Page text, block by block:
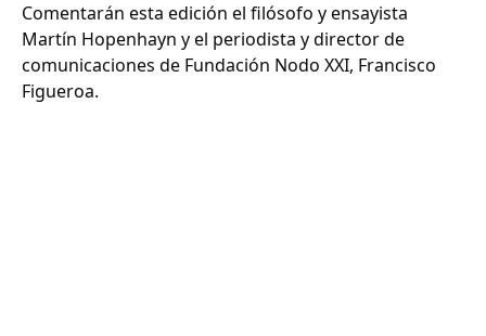
Comentarán esta edición el filósofo y ensayista
Martín Hopenhayn y el periodista y director de
comunicaciones de Fundación Nodo XXI, Francisco
Figueroa.